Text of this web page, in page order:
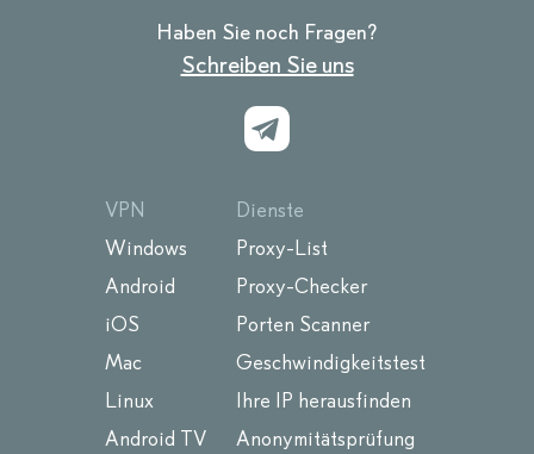
Haben Sie noch Fragen?
Schreiben Sie uns
VPN
Windows
Android
iOS
Mac
Linux
Android TV
Dienste
Proxy-List
Proxy-Checker
Porten Scanner
Geschwindigkeitstest
Ihre IP herausfinden
Anonymitätsprüfung